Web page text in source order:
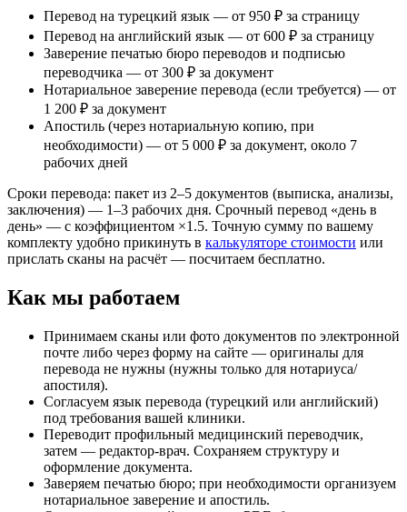
Перевод на турецкий язык — от 950 ₽ за страницу
Перевод на английский язык — от 600 ₽ за страницу
Заверение печатью бюро переводов и подписью
переводчика — от 300 ₽ за документ
Нотариальное заверение перевода (если требуется) — от
1 200 ₽ за документ
Апостиль (через нотариальную копию, при
необходимости) — от 5 000 ₽ за документ, около 7
рабочих дней
Сроки перевода: пакет из 2–5 документов (выписка, анализы,
заключения) — 1–3 рабочих дня. Срочный перевод «день в
день» — с коэффициентом ×1.5. Точную сумму по вашему
комплекту удобно прикинуть в калькуляторе стоимости или
прислать сканы на расчёт — посчитаем бесплатно.
Как мы работаем
Принимаем сканы или фото документов по электронной
почте либо через форму на сайте — оригиналы для
перевода не нужны (нужны только для нотариуса/
апостиля).
Согласуем язык перевода (турецкий или английский)
под требования вашей клиники.
Переводит профильный медицинский переводчик,
затем — редактор-врач. Сохраняем структуру и
оформление документа.
Заверяем печатью бюро; при необходимости организуем
нотариальное заверение и апостиль.